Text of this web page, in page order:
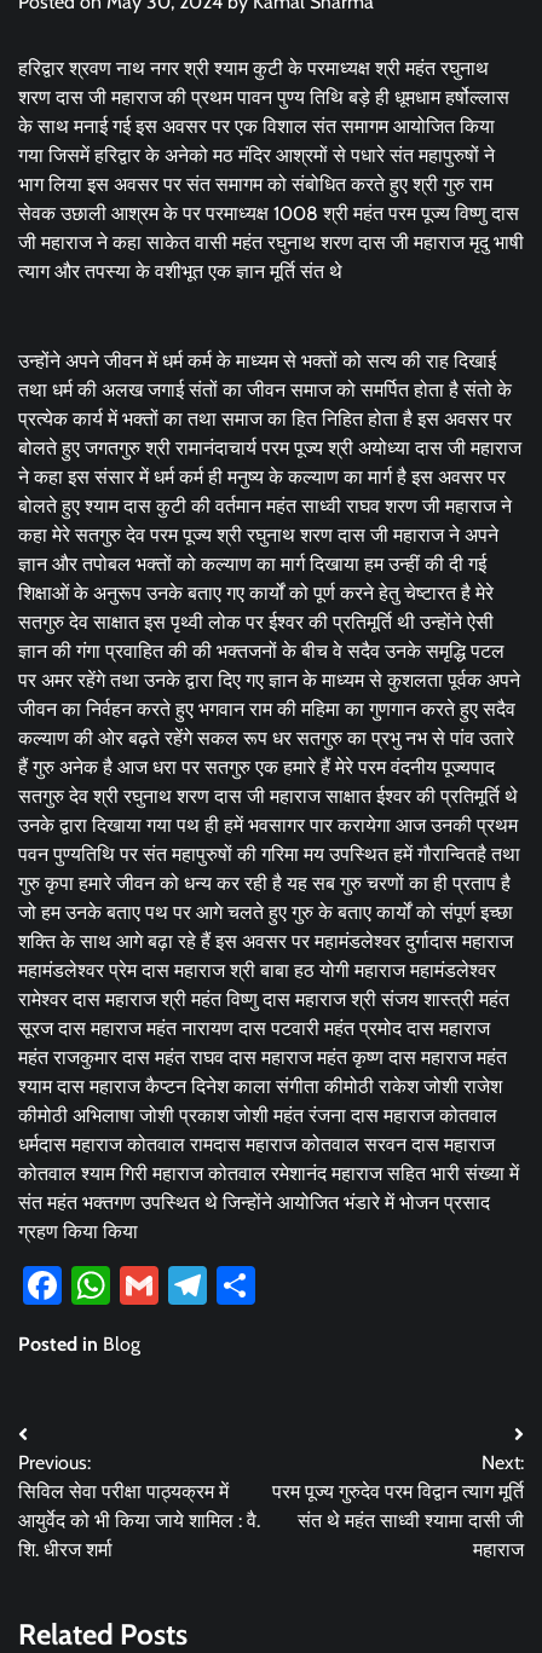
हरिद्वार श्रवण नाथ नगर श्री श्याम कुटी के परमाध्यक्ष श्री महंत रघुनाथ
शरण दास जी महाराज की प्रथम पावन पुण्य तिथि बड़े ही धूमधाम हर्षोल्लास
के साथ मनाई गई इस अवसर पर एक विशाल संत समागम आयोजित किया
गया जिसमें हरिद्वार के अनेको मठ मंदिर आश्रमों से पधारे संत महापुरुषों ने
भाग लिया इस अवसर पर संत समागम को संबोधित करते हुए श्री गुरु राम
सेवक उछाली आश्रम के पर परमाध्यक्ष 1008 श्री महंत परम पूज्य विष्णु दास
जी महाराज ने कहा साकेत वासी महंत रघुनाथ शरण दास जी महाराज मृदु भाषी
त्याग और तपस्या के वशीभूत एक ज्ञान मूर्ति संत थे
उन्होंने अपने जीवन में धर्म कर्म के माध्यम से भक्तों को सत्य की राह दिखाई
तथा धर्म की अलख जगाई संतों का जीवन समाज को समर्पित होता है संतो के
प्रत्येक कार्य में भक्तों का तथा समाज का हित निहित होता है इस अवसर पर
बोलते हुए जगतगुरु श्री रामानंदाचार्य परम पूज्य श्री अयोध्या दास जी महाराज
ने कहा इस संसार में धर्म कर्म ही मनुष्य के कल्याण का मार्ग है इस अवसर पर
बोलते हुए श्याम दास कुटी की वर्तमान महंत साध्वी राघव शरण जी महाराज ने
कहा मेरे सतगुरु देव परम पूज्य श्री रघुनाथ शरण दास जी महाराज ने अपने
ज्ञान और तपोबल भक्तों को कल्याण का मार्ग दिखाया हम उन्हीं की दी गई
शिक्षाओं के अनुरूप उनके बताए गए कार्यों को पूर्ण करने हेतु चेष्टारत है मेरे
सतगुरु देव साक्षात इस पृथ्वी लोक पर ईश्वर की प्रतिमूर्ति थी उन्होंने ऐसी
ज्ञान की गंगा प्रवाहित की की भक्तजनों के बीच वे सदैव उनके समृद्धि पटल
पर अमर रहेंगे तथा उनके द्वारा दिए गए ज्ञान के माध्यम से कुशलता पूर्वक अपने
जीवन का निर्वहन करते हुए भगवान राम की महिमा का गुणगान करते हुए सदैव
कल्याण की ओर बढ़ते रहेंगे सकल रूप धर सतगुरु का प्रभु नभ से पांव उतारे
हैं गुरु अनेक है आज धरा पर सतगुरु एक हमारे हैं मेरे परम वंदनीय पूज्यपाद
सतगुरु देव श्री रघुनाथ शरण दास जी महाराज साक्षात ईश्वर की प्रतिमूर्ति थे
उनके द्वारा दिखाया गया पथ ही हमें भवसागर पार करायेगा आज उनकी प्रथम
पवन पुण्यतिथि पर संत महापुरुषों की गरिमा मय उपस्थित हमें गौरान्वितहै तथा
गुरु कृपा हमारे जीवन को धन्य कर रही है यह सब गुरु चरणों का ही प्रताप है
जो हम उनके बताए पथ पर आगे चलते हुए गुरु के बताए कार्यों को संपूर्ण इच्छा
शक्ति के साथ आगे बढ़ा रहे हैं इस अवसर पर महामंडलेश्वर दुर्गादास महाराज
महामंडलेश्वर प्रेम दास महाराज श्री बाबा हठ योगी महाराज महामंडलेश्वर
रामेश्वर दास महाराज श्री महंत विष्णु दास महाराज श्री संजय शास्त्री महंत
सूरज दास महाराज महंत नारायण दास पटवारी महंत प्रमोद दास महाराज
महंत राजकुमार दास महंत राघव दास महाराज महंत कृष्ण दास महाराज महंत
श्याम दास महाराज कैप्टन दिनेश काला संगीता कीमोठी राकेश जोशी राजेश
कीमोठी अभिलाषा जोशी प्रकाश जोशी महंत रंजना दास महाराज कोतवाल
धर्मदास महाराज कोतवाल रामदास महाराज कोतवाल सरवन दास महाराज
कोतवाल श्याम गिरी महाराज कोतवाल रमेशानंद महाराज सहित भारी संख्या में
संत महंत भक्तगण उपस्थित थे जिन्होंने आयोजित भंडारे में भोजन प्रसाद
ग्रहण किया किया
Facebook
WhatsApp
GmailTelegram
Posted in Blog
Post
navigation
Previous:
सिविल सेवा परीक्षा पाठ्यक्रम में
आयुर्वेद को भी किया जाये शामिल : वै.
शि. धीरज शर्मा
Next:
परम पूज्य गुरुदेव परम विद्वान त्याग मूर्ति
संत थे महंत साध्वी श्यामा दासी जी
महाराज
Related Posts